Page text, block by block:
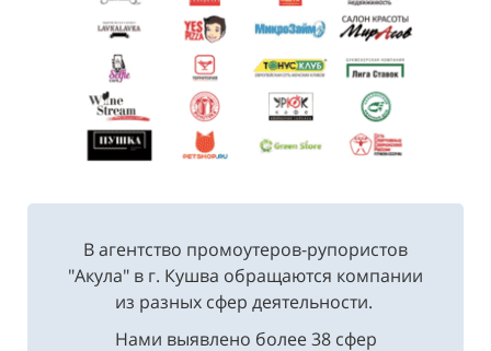
В агентство промоутеров-рупористов
"Акула" в г. Кушва обращаются компании
из разных сфер деятельности.
Нами выявлено более 38 сфер